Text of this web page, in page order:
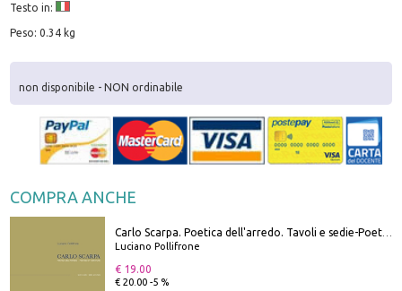
Testo in:
Peso: 0.34 kg
non disponibile - NON ordinabile
COMPRA ANCHE
Carlo Scarpa. Poetica dell'arredo. Tavoli e sedie-Poetics of furniture. Tables and chairs. Ediz. bilingue
Luciano Pollifrone
€ 19.00
€ 20.00 -5 %